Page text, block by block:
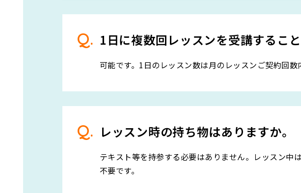
1日に複数回レッスンを受講するこ
可能です。1日のレッスン数は月のレッスンご契約回数
レッスン時の持ち物はありますか。
テキスト等を持参する必要はありません。レッスン中
不要です。